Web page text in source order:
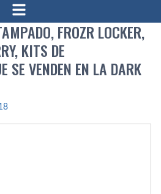
FROZR LOCKER,
KITS DE
SE VENDEN EN LA DARK